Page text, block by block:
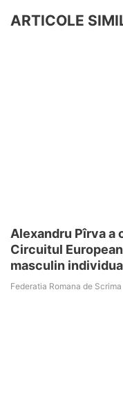
ARTICOLE
Alexandru Pîrva a
Circuitul
masculin
Federatia Romana de Scrima